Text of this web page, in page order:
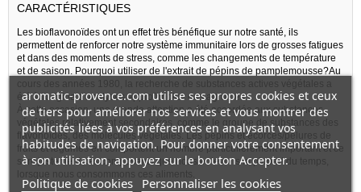
CARACTÉRISTIQUES
Les bioflavonoïdes ont un effet très bénéfique sur notre santé, ils
permettent de renforcer notre système immunitaire lors de grosses fatigues
et dans des moments de stress, comme les changements de température
et de saison. Pourquoi utiliser de l'extrait de pépins de pamplemousse?Au
cours des années 1980, la recherche de substances actives végétales a
été à l'origine d'analyses approfondies des agrumes.
À cette occasion, une grande attention a été accordée aux substances
végétales relativement secondaires, comme le groupe de substances des
flavonoïdes, des molécules végétales. Les pépins et écorces/pelures de
fruits et légumes en comportent un nombre particulièrement important et ce
sont justement ces composants que nous enlevons la plupart du temps,
lorsque nous consommons ces aliments.
aromatic-provence.com utilise ses propres cookies et ceux
de tiers pour améliorer nos services et vous montrer des
publicités liées à vos préférences en analysant vos
habitudes de navigation. Pour donner votre consentement
à son utilisation, appuyez sur le bouton Accepter.
Politique de cookies Personnaliser les cookies